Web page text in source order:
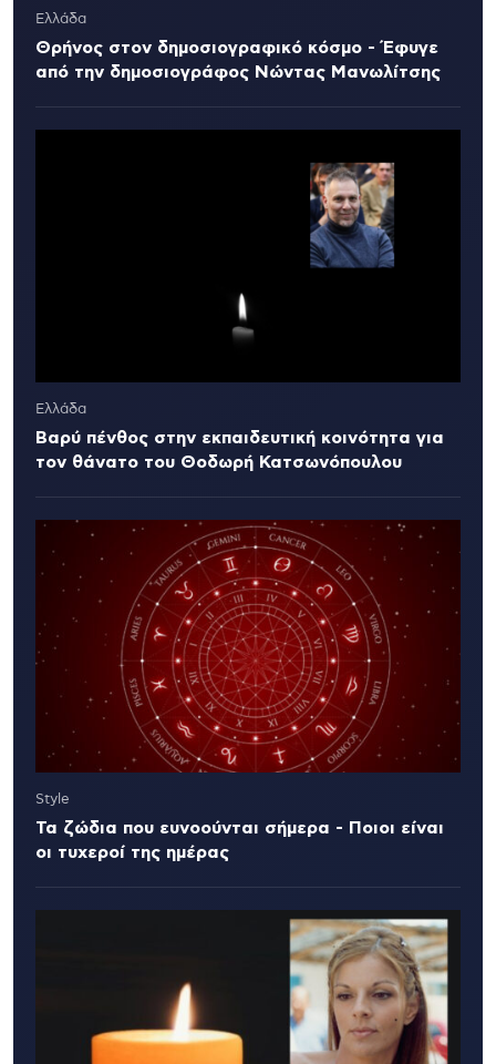
Ελλάδα
Θρήνος στον δημοσιογραφικό κόσμο - Έφυγε
από την δημοσιογράφος Νώντας Μανωλίτσης
Ελλάδα
Βαρύ πένθος στην εκπαιδευτική κοινότητα για
τον θάνατο του Θοδωρή Κατσωνόπουλου
Style
Τα ζώδια που ευνοούνται σήμερα - Ποιοι είναι
οι τυχεροί της ημέρας